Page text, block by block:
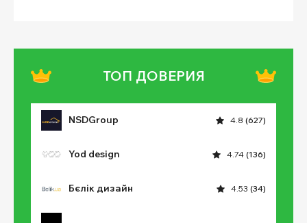
ТОП ДОВЕРИЯ
NSDGroup 4.8 (627)
Yod design 4.74 (136)
Бєлік дизайн 4.53 (34)